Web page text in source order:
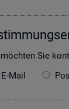
Sie
E-Mail